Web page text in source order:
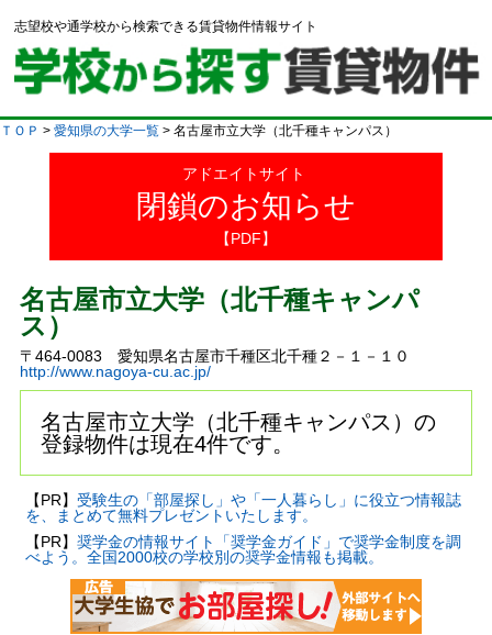
志望校や通学校から検索できる賃貸物件情報サイト
ＴＯＰ > 愛知県の大学一覧 > 名古屋市立大学（北千種キャンパス）
アドエイトサイト
閉鎖のお知らせ
【PDF】
名古屋市立大学（北千種キャンパ
ス）
〒464-0083 愛知県名古屋市千種区北千種２－１－１０
http://www.nagoya-cu.ac.jp/
名古屋市立大学（北千種キャンパス）の
登録物件は現在4件です。
【PR】 受験生の「部屋探し」や「一人暮らし」に役立つ情報誌
を、まとめて無料プレゼントいたします。
【PR】 奨学金の情報サイト「奨学金ガイド」で奨学金制度を調
べよう。全国2000校の学校別の奨学金情報も掲載。